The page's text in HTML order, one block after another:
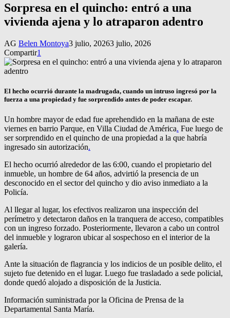
Sorpresa en el quincho: entró a una
vivienda ajena y lo atraparon adentro
AG Belen Montoya3 julio, 20263 julio, 2026
Compartir1
El hecho ocurrió durante la madrugada, cuando un intruso ingresó por la
fuerza a una propiedad y fue sorprendido antes de poder escapar.
Un hombre mayor de edad fue aprehendido en la mañana de este
viernes en barrio Parque, en Villa Ciudad de América. Fue luego de
ser sorprendido en el quincho de una propiedad a la que habría
ingresado sin autorización.
El hecho ocurrió alrededor de las 6:00, cuando el propietario del
inmueble, un hombre de 64 años, advirtió la presencia de un
desconocido en el sector del quincho y dio aviso inmediato a la
Policía.
Al llegar al lugar, los efectivos realizaron una inspección del
perímetro y detectaron daños en la tranquera de acceso, compatibles
con un ingreso forzado. Posteriormente, llevaron a cabo un control
del inmueble y lograron ubicar al sospechoso en el interior de la
galería.
Ante la situación de flagrancia y los indicios de un posible delito, el
sujeto fue detenido en el lugar. Luego fue trasladado a sede policial,
donde quedó alojado a disposición de la Justicia.
Información suministrada por la Oficina de Prensa de la
Departamental Santa María.